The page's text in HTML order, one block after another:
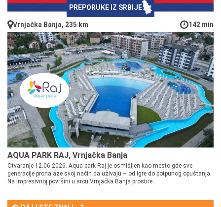
PREPORUKE IZ SRBIJE
Vrnjačka Banja, 235 km 142 min
AQUA PARK RAJ, Vrnjačka Banja
Otvaranje 12.06.2026. Aqua park Raj je osmišljen kao mesto gde sve
generacije pronalaze svoj način da uživaju – od igre do potpunog opuštanja.
Na impresivnoj površini u srcu Vrnjačka Banja prostire...